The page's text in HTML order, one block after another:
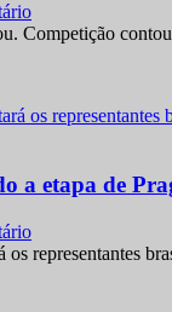
Competição
a etapa de
representantes